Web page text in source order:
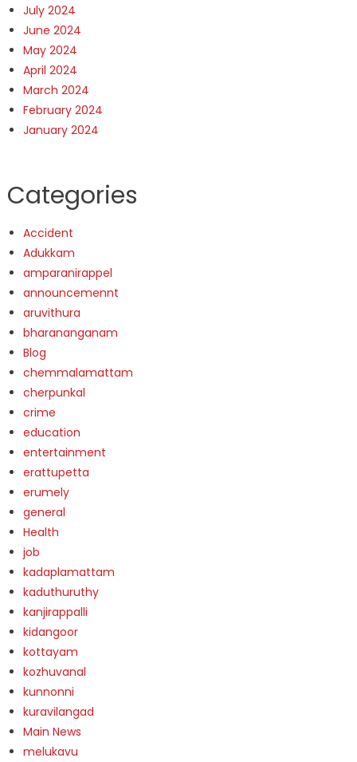
July 2024
June 2024
May 2024
April 2024
March 2024
February 2024
January 2024
Categories
Accident
Adukkam
amparanirappel
announcemennt
aruvithura
bharananganam
Blog
chemmalamattam
cherpunkal
crime
education
entertainment
erattupetta
erumely
general
Health
job
kadaplamattam
kaduthuruthy
kanjirappalli
kidangoor
kottayam
kozhuvanal
kunnonni
kuravilangad
Main News
melukavu